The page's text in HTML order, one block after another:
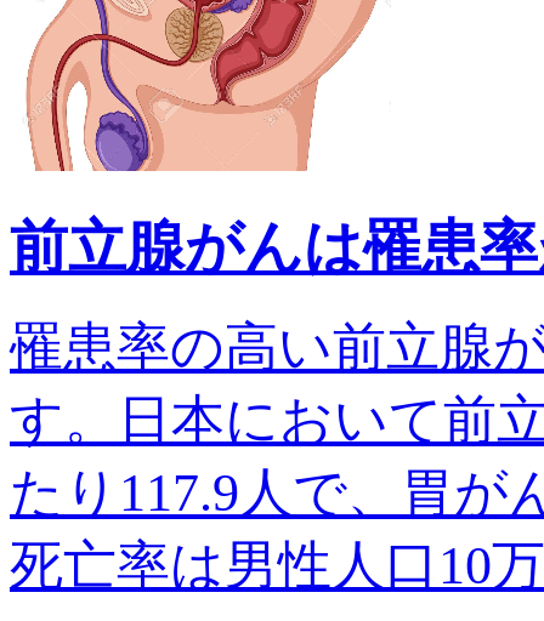
前立腺がんは罹患
罹患率の高い前立腺
す。日本において前
たり117.9人で、胃が
死亡率は男性人口10